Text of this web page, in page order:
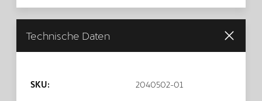
Technische Daten
SKU: 2040502-01